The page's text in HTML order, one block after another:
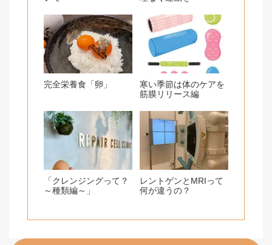
完全栄養食「卵」
寒い季節は体のケアを
筋膜リリース編
「クレンジングって？
～種類編～」
レントゲンとMRIって
何が違うの？